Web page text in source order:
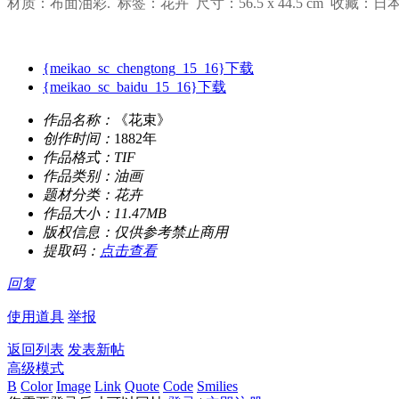
{meikao_sc_chengtong_15_16}下载
{meikao_sc_baidu_15_16}下载
作品名称：
《花束》
创作时间： 1882年
作品格式： TIF
作品类别： 油画
题材分类： 花卉
作品大小： 11.47MB
版权信息： 仅供参考禁止商用
提取码： 点击查看
回复
使用道具 举报
返回列表 发表新帖
高级模式
B Color Image Link Quote Code Smilies